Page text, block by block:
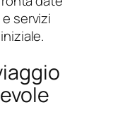
servizi